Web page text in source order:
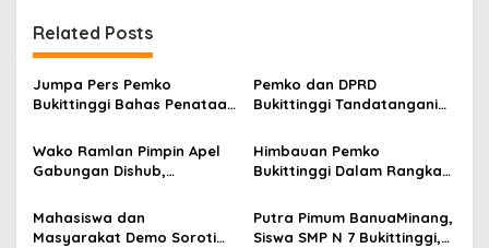
a
s
i
o
Related Posts
Jumpa Pers Pemko
Bukittinggi Bahas Penataan
Kampus UFDK
Pemko dan DPRD
Bukittinggi Tandatangani
Perubahan KUA-PPAS APBD
2026
Wako Ramlan Pimpin Apel
Gabungan Dishub,
Persiapan Angkutan Gratis
Pelajar
Himbauan Pemko
Bukittinggi Dalam Rangka
Tahun ke-81 Kemerdekaan
Republik Indonesia
Mahasiswa dan
Masyarakat Demo Soroti
Putra Pimum BanuaMinang,
Siswa SMP N 7 Bukittinggi,